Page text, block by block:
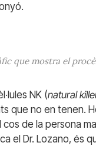
que mostra el
NK (natural
que no en tenen.
de la persona
el Dr. Lozano, és